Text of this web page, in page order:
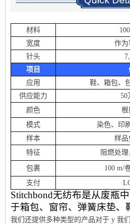
材料
宽度
作为
针头
项目
应用
鞋、箱包、
供应能力
50
颜色
根
模式
染色、印
样本
样品
特征
阻燃处
包裹
100 m/
支付
Stitchbond无纺布是从废瓶
于箱包、窗帘、弹簧床垫、
我们还提供多种类型的产品对于 y 我